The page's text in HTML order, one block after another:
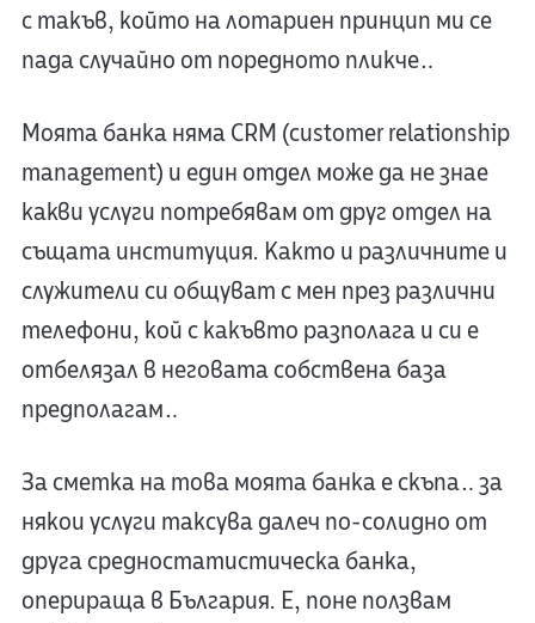
с такъв, който на лотариен принцип ми се
пада случайно от поредното пликче…
Моята банка няма CRM (customer relationship
management) и един отдел може да не знае
какви услуги потребявам от друг отдел на
същата институция. Както и различните и
служители си общуват с мен през различни
телефони, кой с какъвто разполага и си е
отбелязал в неговата собствена база
предполагам…
За сметка на това моята банка е скъпа… за
някои услуги таксува далеч по-солидно от
друга средностатистическа банка,
оперираща в България. Е, поне ползвам